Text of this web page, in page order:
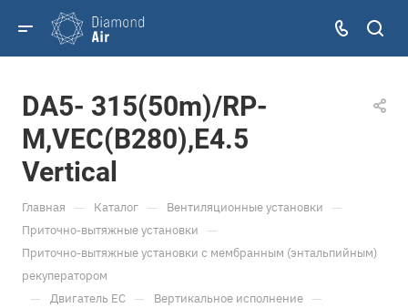
DA5- 315(50m)/RP-
M,VEC(B280),E4.5
Vertical
Главная — Каталог — Вентиляционные установки —
Приточно-вытяжные установки —
Приточно-вытяжные установки с мембранным (энтальпийным)
рекуператором
— Двигатель ЕС — Вертикальное исполнение —